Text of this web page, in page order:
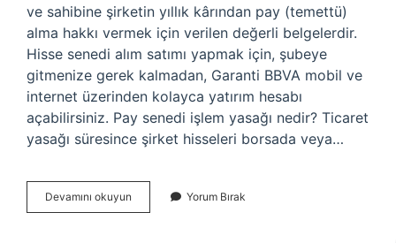
ve sahibine şirketin yıllık kârından pay (temettü)
alma hakkı vermek için verilen değerli belgelerdir.
Hisse senedi alım satımı yapmak için, şubeye
gitmenize gerek kalmadan, Garanti BBVA mobil ve
internet üzerinden kolayca yatırım hesabı
açabilirsiniz. Pay senedi işlem yasağı nedir? Ticaret
yasağı süresince şirket hisseleri borsada veya…
Devamını okuyun
Senedi
Yorum Bırak